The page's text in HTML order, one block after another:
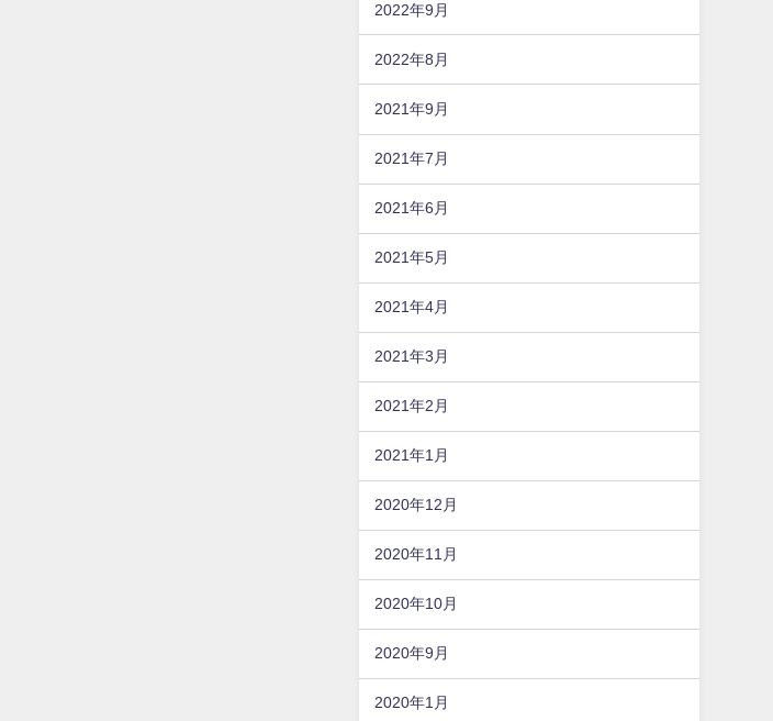
2022年9月
2022年8月
2021年9月
2021年7月
2021年6月
2021年5月
2021年4月
2021年3月
2021年2月
2021年1月
2020年12月
2020年11月
2020年10月
2020年9月
2020年1月